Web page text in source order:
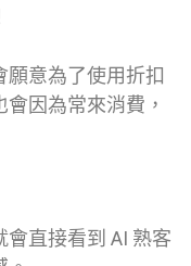
願意為了使用折扣
因為常來消費，
直接看到 AI 熟客